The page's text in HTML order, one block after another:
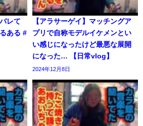
レて
ある #
【アラサーゲイ】マッチングア
プリで自称モデルイケメンとい
い感じになったけど最悪な展開
になった… 【日常vlog】
2024年12月8日